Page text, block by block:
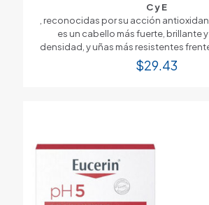
C y E
, reconocidas por su acción
es un cabello más fuerte, brillante
densidad, y uñas más resistentes
$29.43